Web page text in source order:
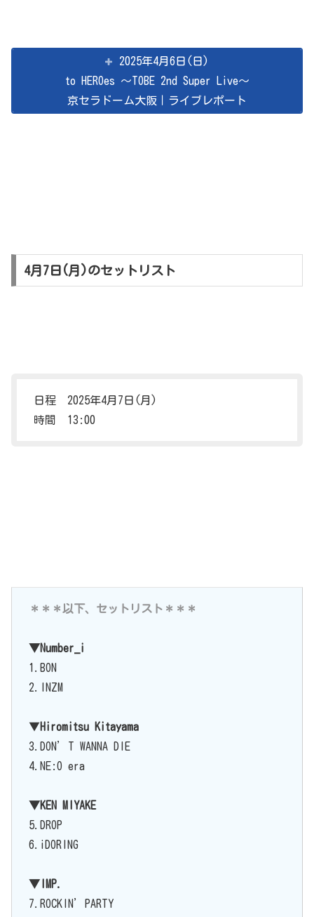
2025年4月6日(日)
to HEROes ～TOBE 2nd Super Live～
京セラドーム大阪｜ライブレポート
4月7日(月)のセットリスト
日程 2025年4月7日(月)
時間 13:00
＊＊＊以下、セットリスト＊＊＊
▼Number_i
1.BON
2.INZM
▼Hiromitsu Kitayama
3.DON’T WANNA DIE
4.NE:O era
▼KEN MIYAKE
5.DROP
6.iDORING
▼IMP.
7.ROCKIN’PARTY